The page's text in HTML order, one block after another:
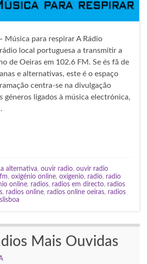
Música para respirar A Rádio
local portuguesa a transmitir a
de Oeiras em 102.6 FM. Se és fã de
e alternativas, este é o espaço
centra-se na divulgação
géneros ligados à música electrónica,
alternativa, ouvir radio, ouvir radio
, oxigénio online, oxigenio, radio, radio
online, radios, radios em directo, radios
, radios online, radios online oeiras, radios
Mais Ouvidas